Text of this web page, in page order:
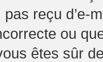
pas reçu d’e-
ou
êtes sûr